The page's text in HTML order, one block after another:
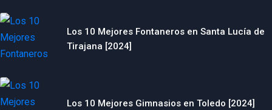
Los 10 Mejores Fontaneros en Santa Lucía de
Tirajana [2024]
Los 10 Mejores Gimnasios en Toledo [2024]